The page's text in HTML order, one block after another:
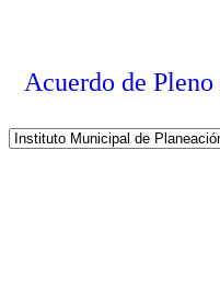
Acuerdo de Pleno